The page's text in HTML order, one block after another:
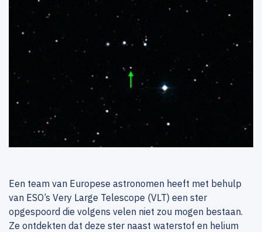
Een team van Europese astronomen heeft met behulp
van ESO’s Very Large Telescope (VLT) een ster
opgespoord die volgens velen niet zou mogen bestaan.
Ze ontdekten dat deze ster naast waterstof en helium